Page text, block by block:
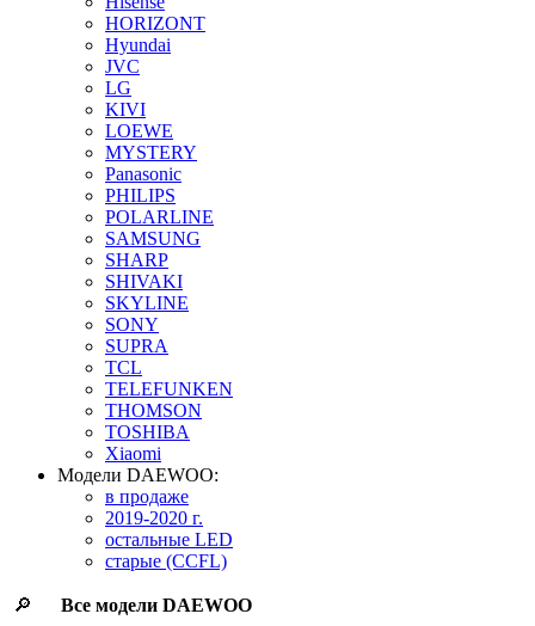
HORIZONT
Hyundai
JVC
LG
KIVI
LOEWE
MYSTERY
Panasonic
PHILIPS
POLARLINE
SAMSUNG
SHARP
SHIVAKI
SKYLINE
SONY
SUPRA
TCL
TELEFUNKEN
THOMSON
TOSHIBA
Xiaomi
Модели DAEWOO:
в продаже
2019-2020 г.
остальные LED
старые (CCFL)
🔎 Все модели DAEWOO